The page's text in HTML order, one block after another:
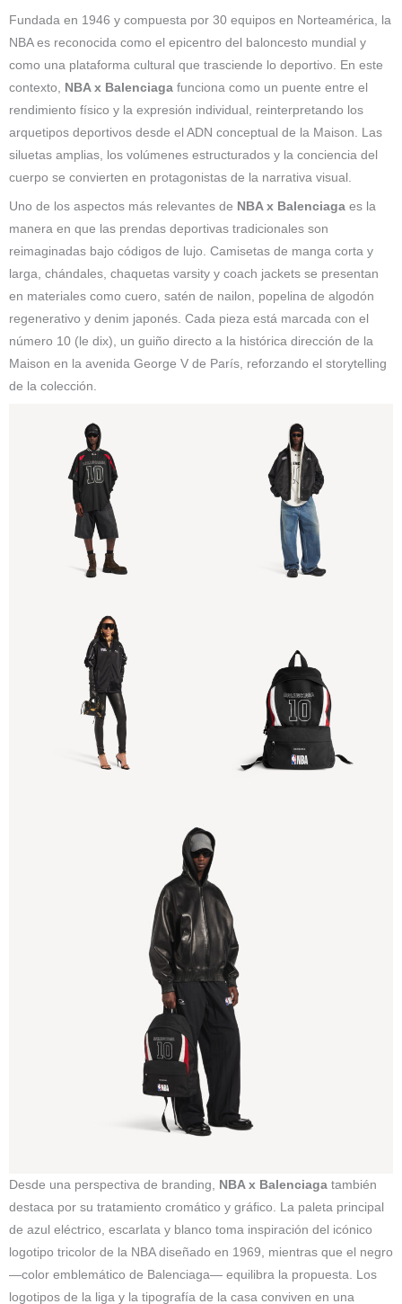
Fundada en 1946 y compuesta por 30 equipos en Norteamérica, la
NBA es reconocida como el epicentro del baloncesto mundial y
como una plataforma cultural que trasciende lo deportivo. En este
contexto, NBA x Balenciaga funciona como un puente entre el
rendimiento físico y la expresión individual, reinterpretando los
arquetipos deportivos desde el ADN conceptual de la Maison. Las
siluetas amplias, los volúmenes estructurados y la conciencia del
cuerpo se convierten en protagonistas de la narrativa visual.
Uno de los aspectos más relevantes de NBA x Balenciaga es la
manera en que las prendas deportivas tradicionales son
reimaginadas bajo códigos de lujo. Camisetas de manga corta y
larga, chándales, chaquetas varsity y coach jackets se presentan
en materiales como cuero, satén de nailon, popelina de algodón
regenerativo y denim japonés. Cada pieza está marcada con el
número 10 (le dix), un guiño directo a la histórica dirección de la
Maison en la avenida George V de París, reforzando el storytelling
de la colección.
Desde una perspectiva de branding, NBA x Balenciaga también
destaca por su tratamiento cromático y gráfico. La paleta principal
de azul eléctrico, escarlata y blanco toma inspiración del icónico
logotipo tricolor de la NBA diseñado en 1969, mientras que el negro
—color emblemático de Balenciaga— equilibra la propuesta. Los
logotipos de la liga y la tipografía de la casa conviven en una